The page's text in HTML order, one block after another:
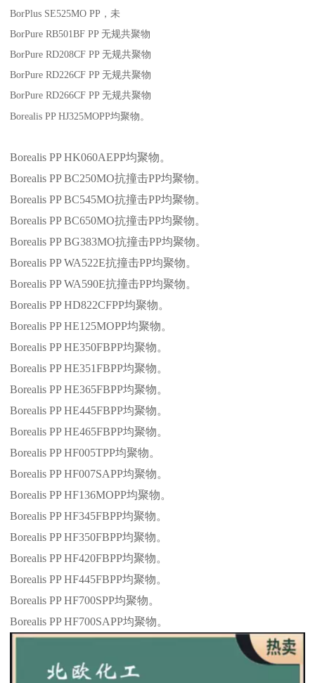
BorPlus SE525MO PP ，未
BorPure RB501BF PP无规共聚物
BorPure RD208CF PP无规共聚物
BorPure RD226CF PP无规共聚物
BorPure RD266CF PP无规共聚物
Borealis PP HJ325MOPP均聚物。
Borealis PP HK060AEPP均聚物。
Borealis PP BC250MO抗撞击PP均聚物。
Borealis PP BC545MO抗撞击PP均聚物。
Borealis PP BC650MO抗撞击PP均聚物。
Borealis PP BG383MO抗撞击PP均聚物。
Borealis PP WA522E抗撞击PP均聚物。
Borealis PP WA590E抗撞击PP均聚物。
Borealis PP HD822CFPP均聚物。
Borealis PP HE125MOPP均聚物。
Borealis PP HE350FBPP均聚物。
Borealis PP HE351FBPP均聚物。
Borealis PP HE365FBPP均聚物。
Borealis PP HE445FBPP均聚物。
Borealis PP HE465FBPP均聚物。
Borealis PP HF005TPP均聚物。
Borealis PP HF007SAPP均聚物。
Borealis PP HF136MOPP均聚物。
Borealis PP HF345FBPP均聚物。
Borealis PP HF350FBPP均聚物。
Borealis PP HF420FBPP均聚物。
Borealis PP HF445FBPP均聚物。
Borealis PP HF700SPP均聚物。
Borealis PP HF700SAPP均聚物。